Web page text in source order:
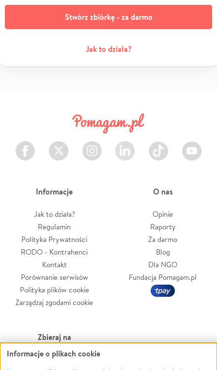
Stwórz zbiórkę - za darmo
Jak to działa?
Facebook Twitter Instagram LinkedIn TikTok Youtube
Informacje
Jak to działa?
Regulamin
Polityka Prywatności
RODO - Kontrahenci
Kontakt
Porównanie serwisów
Polityka plików cookie
Zarządzaj zgodami cookie
O nas
Opinie
Raporty
Za darmo
Blog
Dla NGO
Fundacja Pomagam.pl
Zbieraj na
Leczenie
Informacje o plikach cookie